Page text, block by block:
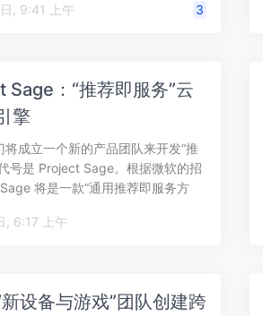
2015 年 4 月 15 日, 9:41 上午
3
Sage：“推荐即服务”云
擎
成立一个新的产品团队来开发“推
号是 Project Sage。根据微软的招
将是一款“通用推荐即服务方
2014 年 5 月 9 日, 6:17 上午
设备与游戏”团队创建跨